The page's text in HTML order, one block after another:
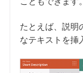
たとえば、説明
なテキストを挿